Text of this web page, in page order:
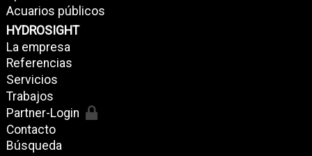
Acuarios públicos
HYDROSIGHT
La empresa
Referencias
Servicios
Trabajos
Partner-Login
Contacto
Búsqueda